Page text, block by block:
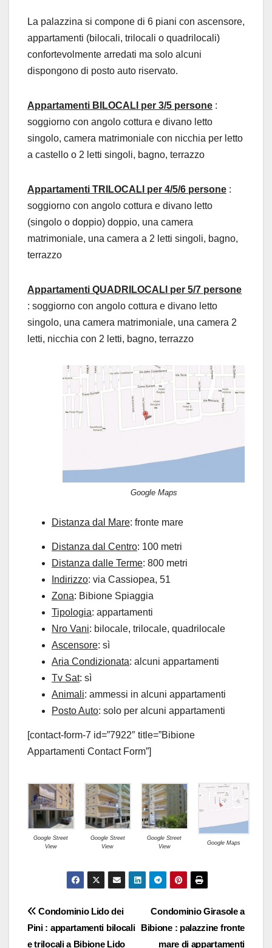
La palazzina si compone di 6 piani con ascensore,
appartamenti (bilocali, trilocali o quadrilocali)
confortevolmente arredati ma solo alcuni
dispongono di posto auto riservato.
Appartamenti BILOCALI per 3/5 persone :
soggiorno con angolo cottura e divano letto
singolo, camera matrimoniale con nicchia per letto
a castello o 2 letti singoli, bagno, terrazzo
Appartamenti TRILOCALI per 4/5/6 persone :
soggiorno con angolo cottura e divano letto
(singolo o doppio) doppio, una camera
matrimoniale, una camera a 2 letti singoli, bagno,
terrazzo
Appartamenti QUADRILOCALI per 5/7 persone
: soggiorno con angolo cottura e divano letto
singolo, una camera matrimoniale, una camera 2
letti, nicchia con 2 letti, bagno, terrazzo
Google Maps
Distanza dal Mare: fronte mare
Distanza dal Centro: 100 metri
Distanza dalle Terme: 800 metri
Indirizzo: via Cassiopea, 51
Zona: Bibione Spiaggia
Tipologia: appartamenti
Nro Vani: bilocale, trilocale, quadrilocale
Ascensore: sì
Aria Condizionata: alcuni appartamenti
Tv Sat: sì
Animali: ammessi in alcuni appartamenti
Posto Auto: solo per alcuni appartamenti
[contact-form-7 id=”7922″ title=”Bibione
Appartamenti Contact Form”]
Google Street
View
Google Street
View
Google Street
View
Google Maps
Navigazione
articoli
Condominio Girasole a
Bibione : palazzine fronte
mare di appartamenti
Condominio Lido dei
Pini : appartamenti bilocali
e trilocali a Bibione Lido